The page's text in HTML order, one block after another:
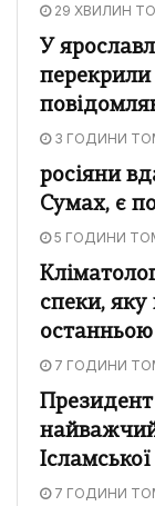
29 ХВИЛИН
У
перекрили
3 ГОДИНИ
росіяни
Сумах, є
5 ГОДИНИ
спеки,
останньою
7 ГОДИНИ
Президент
найважчий
7 ГОДИНИ